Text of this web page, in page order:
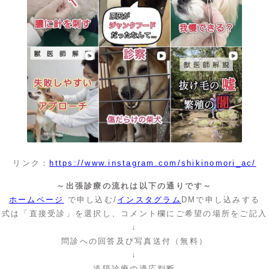
リンク： https://www.instagram.com/shikinomori_ac/
～出張診療の流れは以下の通りです～
ホームページ
で申し込む/ インスタグラム DMで申し込みする
は「直接受診」を選択し、コメント欄にご希望の場所をご記
↓
問診への回答及び写真送付（無料）
↓